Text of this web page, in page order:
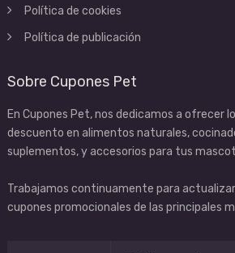
Política de cookies
Política de publicación
Sobre Cupones Pet
En Cupones Pet, nos dedicamos a ofrecer
descuento en alimentos naturales,
suplementos, y accesorios para tus
Trabajamos continuamente para
cupones promocionales de las principales